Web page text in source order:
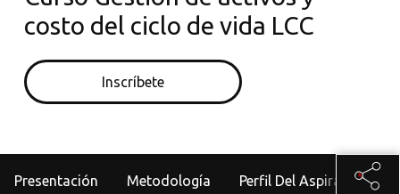
costo del ciclo de vida LCC
Inscríbete
Presentación Metodología Perfil Del Aspirante